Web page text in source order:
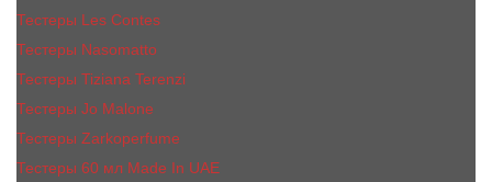
Тестеры Les Contes
Тестеры Nasomatto
Тестеры Tiziana Terenzi
Тестеры Jо Malоnе
Тестеры Zarkoperfume
Тестеры 60 мл Made In UAE